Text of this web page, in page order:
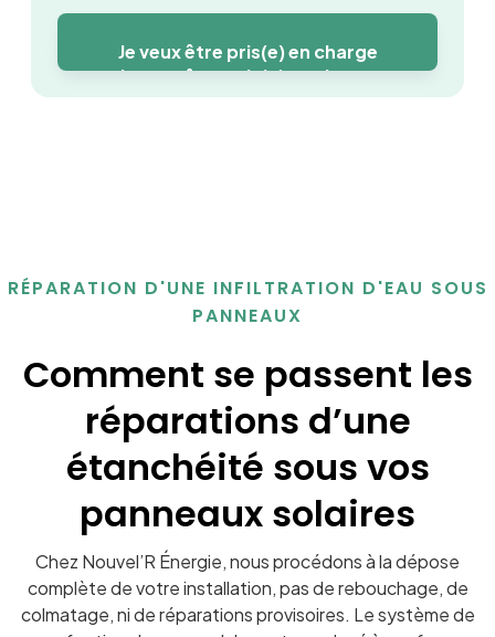
Je veux être pris(e) en charge
Je veux être pris(e) en charge
RÉPARATION D'UNE INFILTRATION D'EAU SOUS
PANNEAUX
Comment se passent les
réparations d’une
étanchéité sous vos
panneaux solaires
Chez Nouvel’R Énergie, nous procédons à la dépose
complète de votre installation, pas de rebouchage, de
colmatage, ni de réparations provisoires. Le système de